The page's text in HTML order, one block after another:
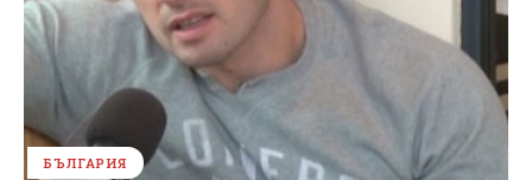
БЪЛГАРИЯ